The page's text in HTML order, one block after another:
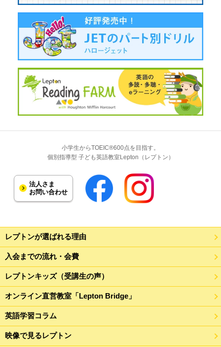
小学生からTOEIC®600点を目指す。
個別指導型 子ども英語教室Lepton（レプトン）
法人さま
お問い合わせ
レプトンが選ばれる理由
入会までの流れ・会費
レプトンキッズ（受講生の声）
オンライン直営教室「Lepton Bridge」
英語学習コラム
映像で見るレプトン